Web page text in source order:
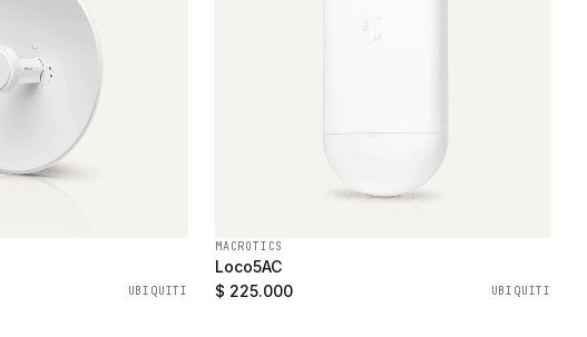
UBIQUITI
MACROTICS
Loco5AC
$ 225.000
UBIQUITI